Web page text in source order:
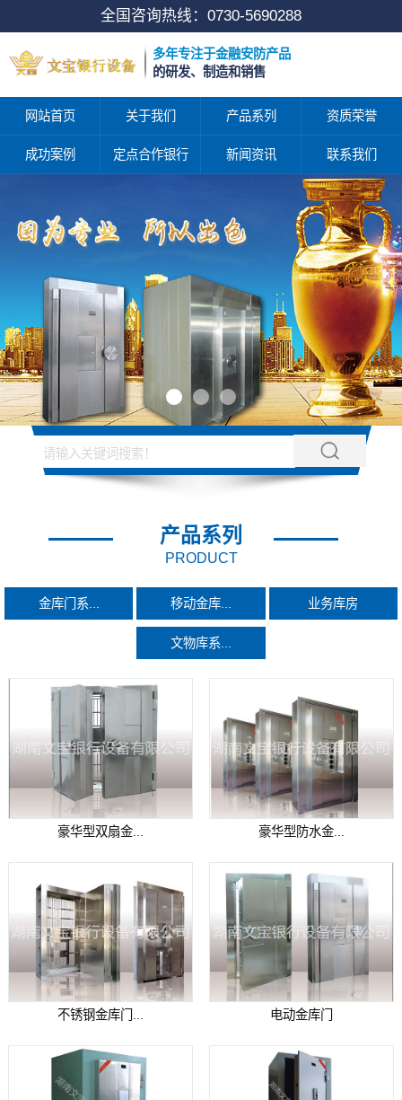
全国咨询热线： 0730-5690288
多年专注于金融安防产品
的研发、制造和销售
网站首页 关于我们 产品系列 资质荣誉
成功案例 定点合作银行 新闻资讯 联系我们
产品系列
PRODUCT
金库门系... 移动金库... 业务库房
文物库系...
豪华型双扇金... 豪华型防水金...
不锈钢金库门... 电动金库门